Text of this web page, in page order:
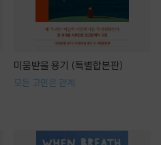
미움받을 용기 (특별합본판)
모든 고민은 관계